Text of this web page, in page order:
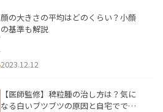
顔の大きさの平均はどのくらい？小顔
の基準も解説
2023.12.12
【医師監修】稗粒腫の治し方は？気に
なる白いブツブツの原因と自宅ででき